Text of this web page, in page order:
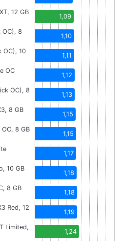
12 GB
1,09
OC), 8
1,10
OC), 10
1,11
OC
1,12
OC), 8
1,13
8 GB
1,15
OC, 8 GB
1,15
1,17
10 GB
1,18
8 GB
1,18
Red, 12
1,19
Limited,
1,24